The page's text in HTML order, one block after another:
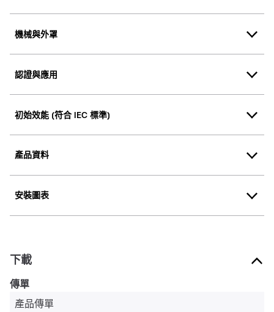
機械與外罩
認證與應用
初始效能 (符合 IEC 標準)
產品資料
安裝圖表
下載
傳單
產品傳單